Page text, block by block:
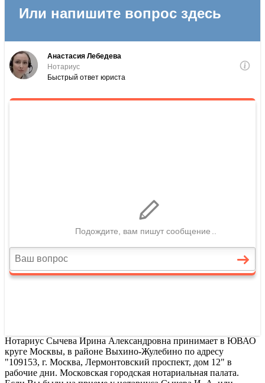
Нотариус Сычева Ирина Александровна принимает в ЮВАО
круге Москвы, в районе Выхино-Жулебино по адресу
"109153, г. Москва, Лермонтовский проспект, дом 12" в
рабочие дни. Московская городская нотариальная палата.